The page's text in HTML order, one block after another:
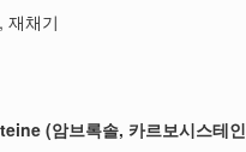
재채기
(암브록솔, 카르보시스테